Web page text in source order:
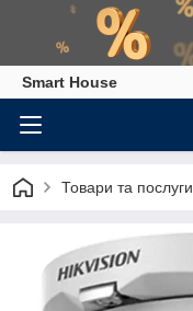
Smart House
Товари та послуги